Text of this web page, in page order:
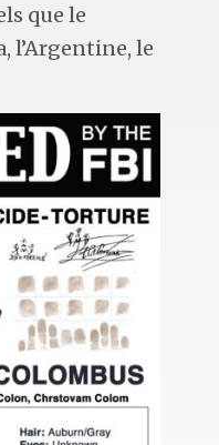
que le
l’Argentine, le